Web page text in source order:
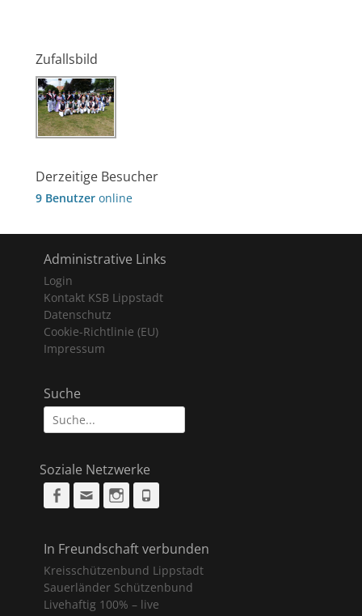
Zufallsbild
Derzeitige Besucher
9 Benutzer online
Administrative Links
Login
Kontakt KSB Lippstadt
Datenschutz
Cookie-Richtlinie (EU)
Impressum
Suche
Suche
nach:
Soziale Netzwerke
Facebook
Email Instagram
In Freundschaft verbunden
Kreisschützenbund Lippstadt
Sauerländer Schützenbund
Livehaftig 100% – live